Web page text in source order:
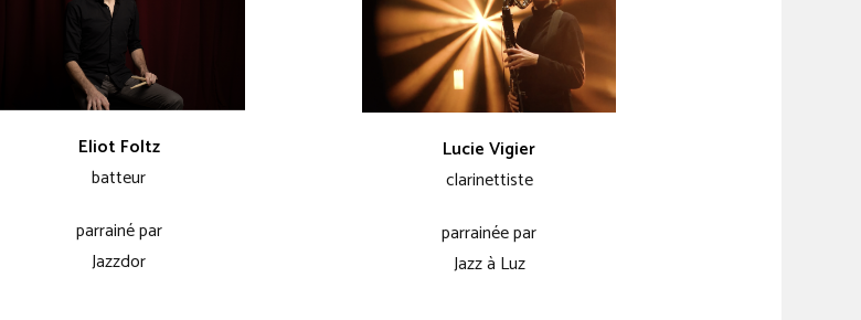
Eliot Foltz
batteur
parrainé par
Jazzdor
Lucie Vigier
clarinettiste
parrainée par
Jazz à Luz